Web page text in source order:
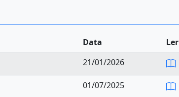
Data
Ler
21/01/2026
01/07/2025